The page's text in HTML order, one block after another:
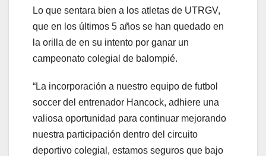
Lo que sentara bien a los atletas de UTRGV,
que en los últimos 5 años se han quedado en
la orilla de en su intento por ganar un
campeonato colegial de balompié.
“La incorporación a nuestro equipo de futbol
soccer del entrenador Hancock, adhiere una
valiosa oportunidad para continuar mejorando
nuestra participación dentro del circuito
deportivo colegial, estamos seguros que bajo